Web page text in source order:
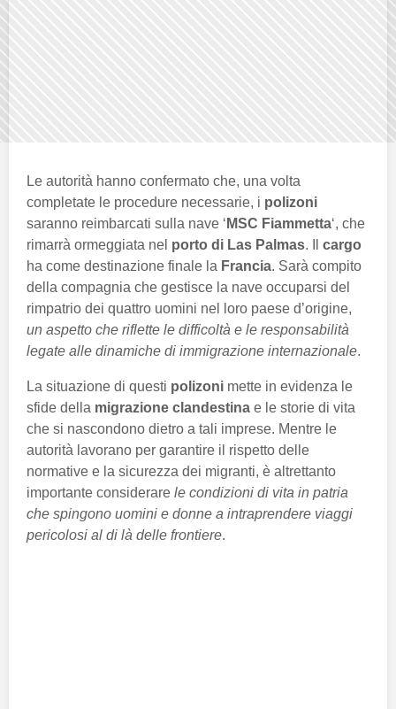
Le autorità hanno confermato che, una volta
completate le procedure necessarie, i polizoni
saranno reimbarcati sulla nave ‘ MSC Fiammetta‘, che
rimarrà ormeggiata nel porto di Las Palmas. Il cargo
ha come destinazione finale la Francia. Sarà compito
della compagnia che gestisce la nave occuparsi del
rimpatrio dei quattro uomini nel loro paese d’origine,
un aspetto che riflette le difficoltà e le responsabilità
legate alle dinamiche di immigrazione internazionale.
La situazione di questi polizoni mette in evidenza le
sfide della migrazione clandestina e le storie di vita
che si nascondono dietro a tali imprese. Mentre le
autorità lavorano per garantire il rispetto delle
normative e la sicurezza dei migranti, è altrettanto
importante considerare le condizioni di vita in patria
che spingono uomini e donne a intraprendere viaggi
pericolosi al di là delle frontiere.